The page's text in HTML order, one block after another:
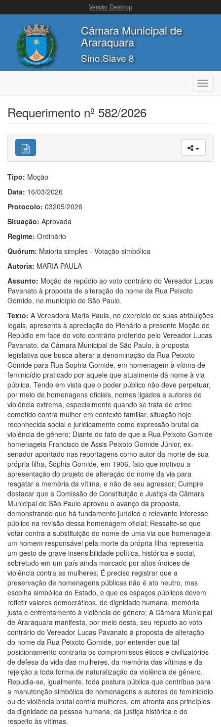
Versão Desktop
Câmara Municipal de
Araraquara
Sino.Siave 8
Requerimento nº 582/2026
Tipo: Moção
Data: 16/03/2026
Protocolo: 03205/2026
Situação: Aprovada
Regime: Ordinário
Quórum: Maioria simples - Votação simbólica
Autoria: MARIA PAULA
Assunto: Moção de repúdio ao voto contrário do Vereador Lucas
Pavanato à proposta de alteração do nome da Rua Peixoto
Gomide, no município de São Paulo.
Texto: A Vereadora Maria Paula, no exercício de suas atribuições
legais, apresenta à apreciação do Plenário a presente Moção de
Repúdio em face do voto contrário proferido pelo Vereador Lucas
Pavanato, da Câmara Municipal de São Paulo, à proposta
legislativa que busca alterar a denominação da Rua Peixoto
Gomide para Rua Sophia Gomide, em homenagem à vítima de
feminicídio praticado por aquele que atualmente dá nome à via
pública. Tendo em vista que o poder público não deve perpetuar,
por meio de homenagens oficiais, nomes ligados a autores de
violência extrema, especialmente quando se trata de crime
cometido contra mulher em contexto familiar, situação hoje
reconhecida social e juridicamente como expressão brutal da
violência de gênero; Diante do fato de que a Rua Peixoto Gomide
homenageia Francisco de Assis Peixoto Gomide Júnior, ex-
senador apontado nas reportagens como autor da morte de sua
própria filha, Sophia Gomide, em 1906, fato que motivou a
apresentação do projeto de alteração do nome da via para
resgatar a memória da vítima, e não de seu agressor; Cumpre
destacar que a Comissão de Constituição e Justiça da Câmara
Municipal de São Paulo aprovou o avanço da proposta,
demonstrando que há fundamento jurídico e relevante interesse
público na revisão dessa homenagem oficial; Ressalte-se que
votar contra a substituição do nome de uma via que homenageia
um homem responsável pela morte da própria filha representa
um gesto de grave insensibilidade política, histórica e social,
sobretudo em um país ainda marcado por altos índices de
violência contra as mulheres; É preciso registrar que a
preservação de homenagens públicas não é ato neutro, mas
escolha simbólica do Estado, e que os espaços públicos devem
refletir valores democráticos, de dignidade humana, memória
justa e enfrentamento à violência de gênero; A Câmara Municipal
de Araraquara manifesta, por meio desta, seu repúdio ao voto
contrário do Vereador Lucas Pavanato à proposta de alteração
do nome da Rua Peixoto Gomide, por entender que tal
posicionamento contraria os compromissos éticos e civilizatórios
de defesa da vida das mulheres, da memória das vítimas e da
rejeição a toda forma de naturalização da violência de gênero.
Repudia-se, igualmente, toda postura pública que contribua para
a manutenção simbólica de homenagens a autores de feminicídio
ou de violência brutal contra mulheres, em afronta aos princípios
da dignidade da pessoa humana, da justiça histórica e do
respeito às vítimas.